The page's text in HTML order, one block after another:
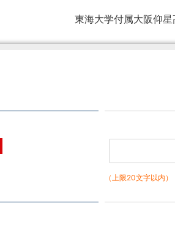
東海大学付属大阪仰
（上限20文字以内）